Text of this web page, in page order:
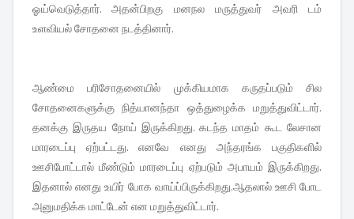
ஓய்வெடுத்தார். அதன்பிறகு மனநல மருத்துவர் அவரி டம்
உளவியல் சோதனை நடத்தினார்.
ஆண்மை பரிசோதனையில் முக்கியமாக கருதப்படும் சில
சோதனைகளுக்கு நித்யானந்தா ஒத்துழைக்க மறுத்துவிட்டார்.
தனக்கு இருதய நோய் இருக்கிறது. கடந்த மாதம் கூட லேசான
மாரடைப்பு ஏற்பட்டது. எனவே எனது அந்தரங்க பகுதிகளில்
ஊசிபோட்டால் மீண்டும் மாரடைப்பு ஏற்படும் அபாயம் இருக்கிறது.
இதனால் எனது உயிர் போக வாய்ப்பிருக்கிறது.ஆதலால் ஊசி போட
அனுமதிக்க மாட்டேன் என மறுத்துவிட்டார்.